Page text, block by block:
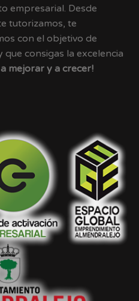
empresarial. Desde
tutorizamos, te
con el objetivo de
consigas la excelencia
a mejorar y a crecer!